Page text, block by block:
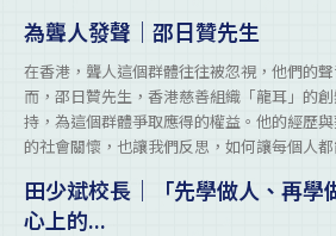
為聾人發聲｜邵日贊先生
在香港，聾人這個群體往往被忽視，他們的
而，邵日贊先生，香港慈善組織「龍耳」的
持，為這個群體爭取應得的權益。他的經歷
的社會關懷，也讓我們反思，如何讓每個人
田少斌校長｜「先學做人、再學
心上的...